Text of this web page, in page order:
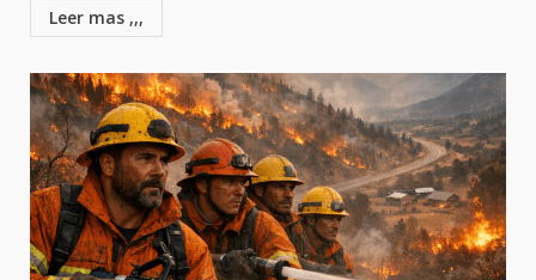
Leer mas ,,,